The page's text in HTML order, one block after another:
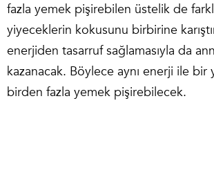
fazla yemek pişirebilen üstelik de
yiyeceklerin kokusunu birbirine
enerjiden tasarruf sağlamasıyla da
kazanacak. Böylece aynı enerji ile bir
birden fazla yemek pişirebilecek.